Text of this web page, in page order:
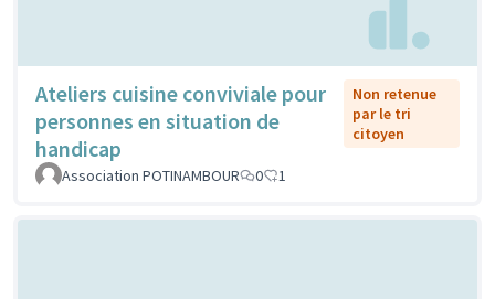
Ateliers cuisine conviviale pour
personnes en situation de
handicap
Non retenue
par le tri
citoyen
Association POTINAMBOUR 0 1